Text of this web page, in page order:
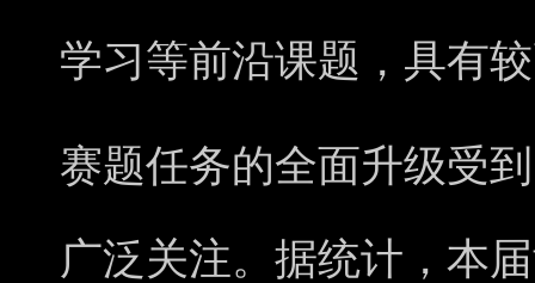
学习等前沿课题，具有
赛题任务的全面升级受
广泛关注。据统计，本